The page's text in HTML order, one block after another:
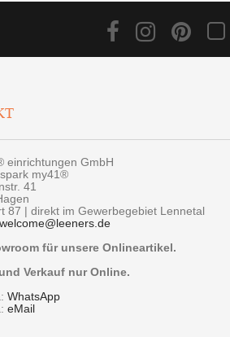
einrichtungen GmbH
my41®
41
87 | direkt im Gewerbegebiet Lennetal
welcome@leeners.de
für unsere Onlineartikel.
Verkauf nur Online.
WhatsApp
eMail